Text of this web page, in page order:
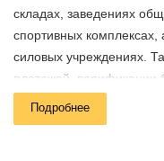
складах, заведениях
спортивных
силовых учреждениях.
платежей, верификации
маркетинга,
других областях.
Подробнее